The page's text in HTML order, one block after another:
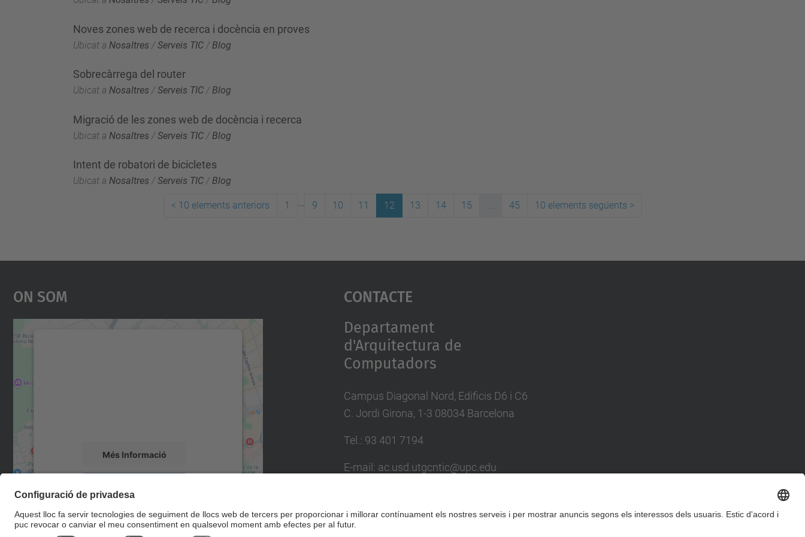
Noves zones web de recerca i docència en proves
Ubicat a Nosaltres /Serveis TIC / Blog
Sobrecàrrega del router
Ubicat a Nosaltres /Serveis TIC /Blog
Migració de les zones web de docència i recerca
Ubicat a Nosaltres /Serveis TIC / Blog
Intent de robatori de bicicletes
Ubicat a Nosaltres /Serveis TIC /Blog
< 10 elements anteriors 1 9 10 11 12 13 14 15 ... 45 10 elements següents >
On Som
Més Informació
Management Platform
Contacte
Departament
d'Arquitectura de
Computadors
Campus Diagonal Nord, Edificis D6 i C6
C. Jordi Girona, 1-3 08034 Barcelona
Tel.: 93 401 7194
E-mail: ac.usd.utgcntic@upc.edu
Formulari de contacte